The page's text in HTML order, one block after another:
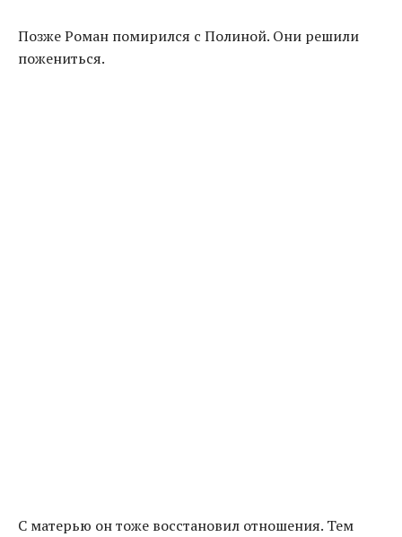
Позже Роман помирился с Полиной. Они решили
пожениться.
С матерью он тоже восстановил отношения. Тем